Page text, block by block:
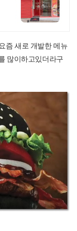
즘 새로 개발한 메뉴
많이하고있더라구